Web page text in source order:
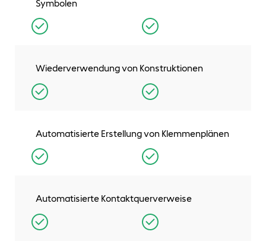
Symbolen
Wiederverwendung von Konstruktionen
Automatisierte Erstellung von Klemmenplänen
Automatisierte Kontaktquerverweise